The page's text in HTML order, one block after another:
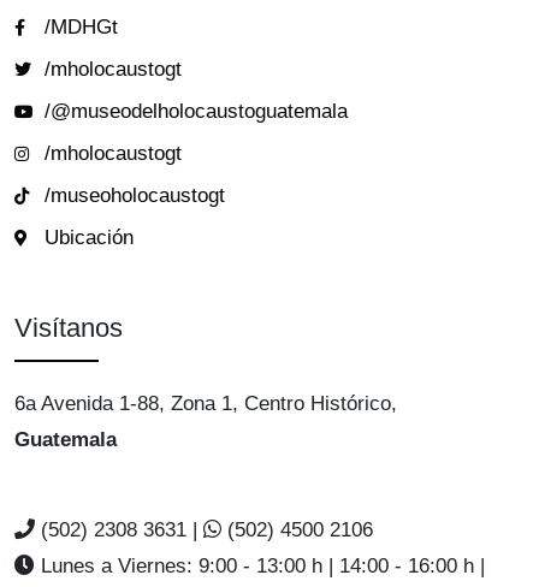
/MDHGt
/mholocaustogt
/@museodelholocaustoguatemala
/mholocaustogt
/museoholocaustogt
Ubicación
Visítanos
6a Avenida 1-88, Zona 1, Centro Histórico,
Guatemala
(502) 2308 3631 |
(502) 4500 2106
Lunes a Viernes: 9:00 - 13:00 h | 14:00 - 16:00 h |